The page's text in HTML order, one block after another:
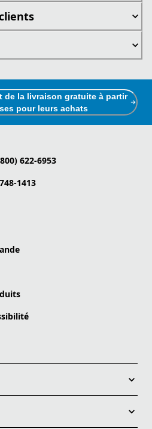
de la livraison gratuite à partir
pour leurs achats
622-6953
1413